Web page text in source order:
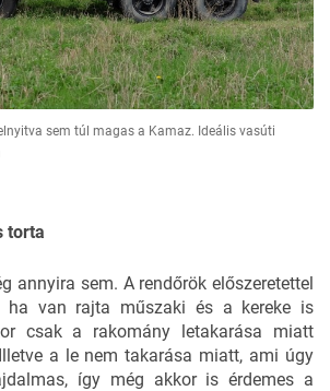
sem túl magas a Kamaz. Ideális vasúti
torta
annyira sem. A rendőrök előszeretettel
ha van rajta műszaki és a kereke is
csak a rakomány letakarása miatt
a le nem takarása miatt, ami úgy
így még akkor is érdemes a